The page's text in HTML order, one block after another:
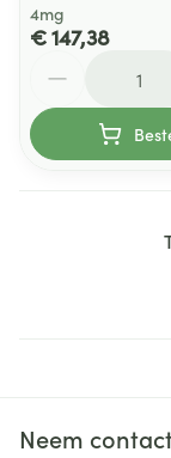
4mg
€ 147,38
Neem